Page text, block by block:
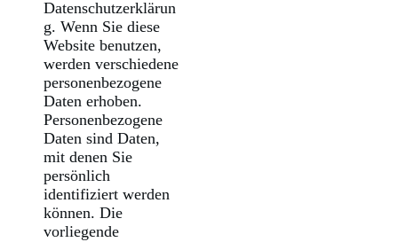
Datenschutzerklärun
g. Wenn Sie diese
Website benutzen,
werden verschiedene
personenbezogene
Daten erhoben.
Personenbezogene
Daten sind Daten,
mit denen Sie
persönlich
identifiziert werden
können. Die
vorliegende